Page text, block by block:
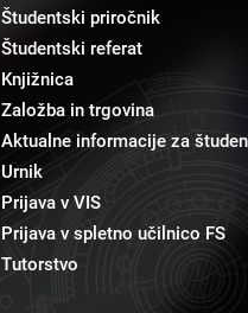
Študentski priročnik
Študentski referat
Knjižnica
Založba in trgovina
Aktualne informacije za
Urnik
Prijava v VIS
Prijava v spletno učilnico FS
Tutorstvo